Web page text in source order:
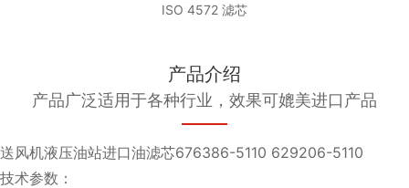
ISO 4572 滤芯
产品介绍
产品广泛适用于各种行业，效果可媲美进口产品
送风机液压油站进口油滤芯676386-5110 629206-5110
技术参数：